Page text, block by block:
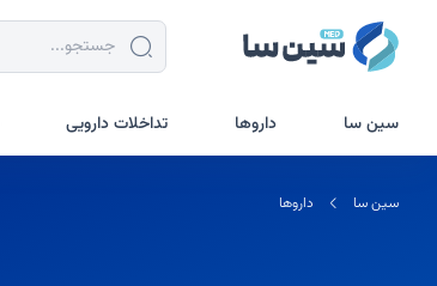
جستجو در سین سا
سین سا داروها تداخلات دارویی
سین سا داروها